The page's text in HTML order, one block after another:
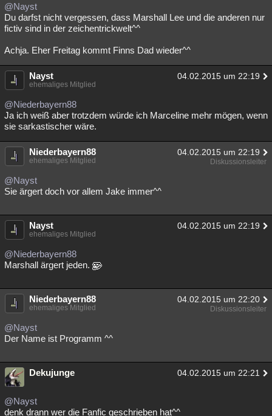
@Nayst
Du darfst nicht vergessen, dass Marshall Lee und die anderen nur
fictiv sind in der zeichentrickwelt^^
Achja. Eher Freitag kommt Finns Dad wieder^^
Nayst 04.02.2015 um 22:19
ehemaliges Mitglied
@Niederbayern88
Ja ich weiß aber trotzdem würde ich Marceline mehr mögen, wenn
sie sarkastischer wäre.
Niederbayern88 04.02.2015 um 22:19
ehemaliges Mitglied Diskussionsleiter
@Nayst
Sie ärgert doch vor allem Jake immer^^
Nayst 04.02.2015 um 22:19
ehemaliges Mitglied
@Niederbayern88
Marshall ärgert jeden.
Niederbayern88 04.02.2015 um 22:20
ehemaliges Mitglied Diskussionsleiter
@Nayst
Der Name ist Programm ^^
Dekujunge 04.02.2015 um 22:21
@Nayst
denk drann wer die Fanfic geschrieben hat^^